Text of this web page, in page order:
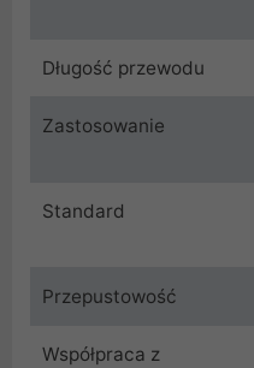
Długość przewodu
Zastosowanie
Standard
Przepustowość
Współpraca z